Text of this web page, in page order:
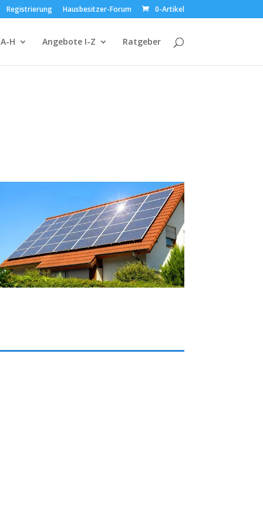
Registrierung Hausbesitzer-Forum 0-Artikel
H Angebote I-Z Ratgeber